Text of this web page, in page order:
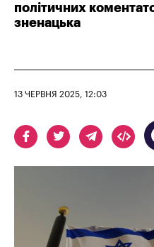
політичних
зненацька
13 ЧЕРВНЯ 2025, 12:03